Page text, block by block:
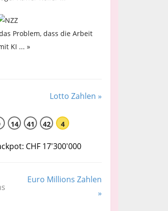
Problem, dass die Arbeit
KI ... »
Lotto Zahlen »
14 41 42 4
CHF 17'300'000
Euro Millions Zahlen
»